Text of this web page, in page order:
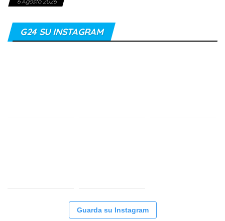
G24 SU INSTAGRAM
Guarda su Instagram